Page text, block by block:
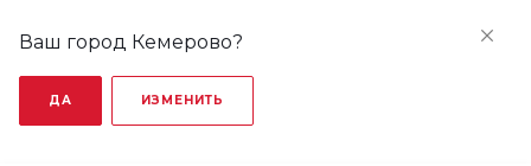
Ваш город Кемерово?
ДА ИЗМЕНИТЬ